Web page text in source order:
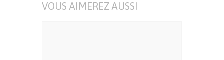
VOUS AIMEREZ AUSSI